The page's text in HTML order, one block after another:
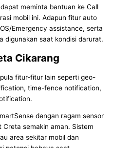
meminta bantuan ke Call
mobil ini. Adapun fitur auto
Emergency assistance, serta
digunakan saat kondisi darurat.
Cikarang
fitur-fitur lain seperti geo-
time-fence notification,
dengan ragam sensor
semakin aman. Sistem
area sekitar mobil dan